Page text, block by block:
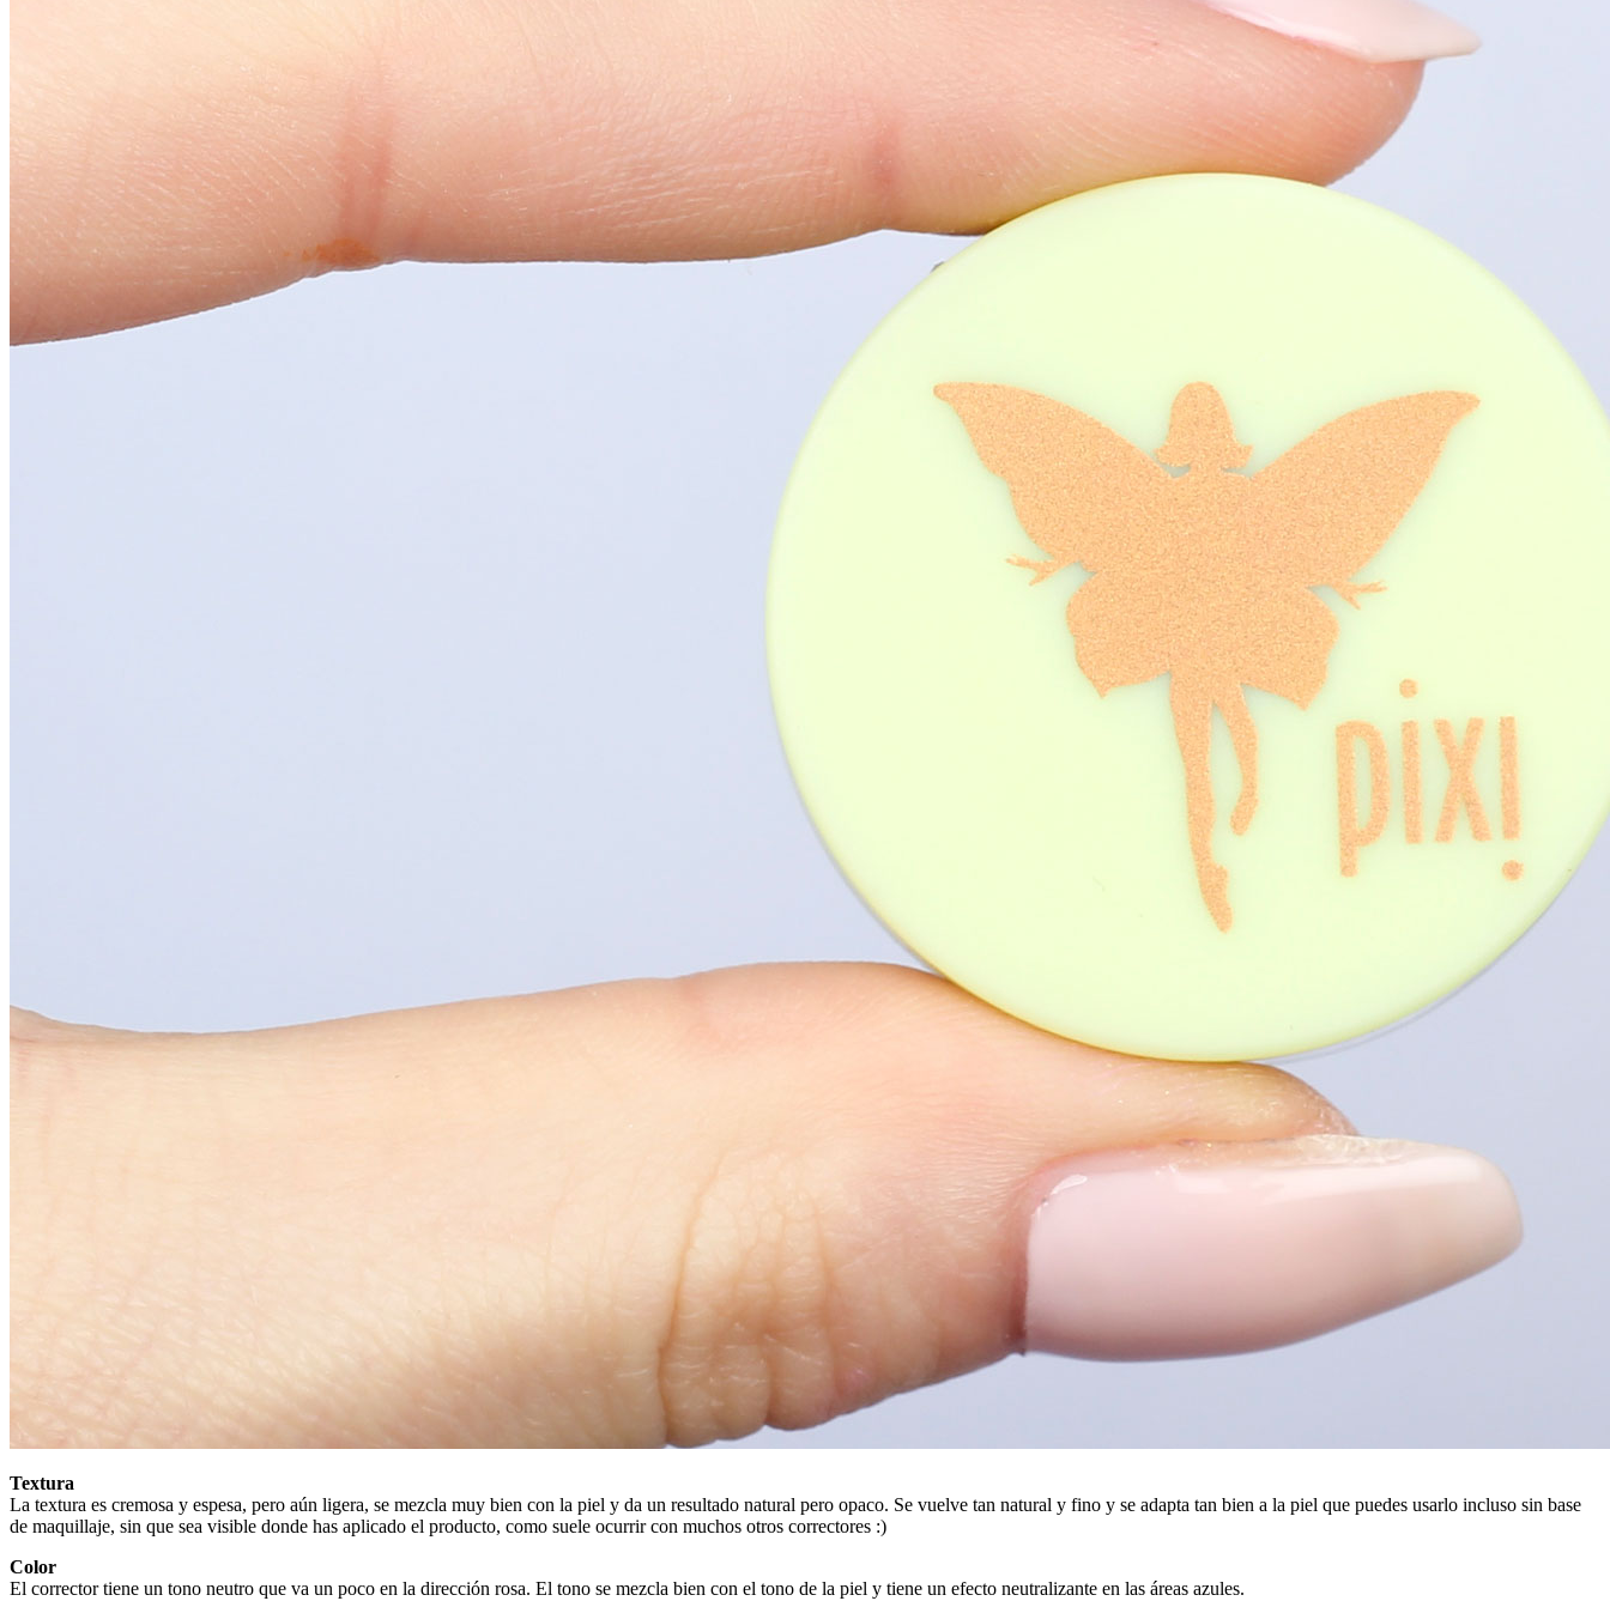
Textura
La textura es cremosa y espesa, pero aún ligera, se mezcla muy bien con la piel y da un resultado natural pero opaco. Se vuelve tan natural y fino y se adapta tan bien a la piel que puedes usarlo incluso sin base
de maquillaje, sin que sea visible donde has aplicado el producto, como suele ocurrir con muchos otros correctores :)
Color
El corrector tiene un tono neutro que va un poco en la dirección rosa. El tono se mezcla bien con el tono de la piel y tiene un efecto neutralizante en las áreas azules.